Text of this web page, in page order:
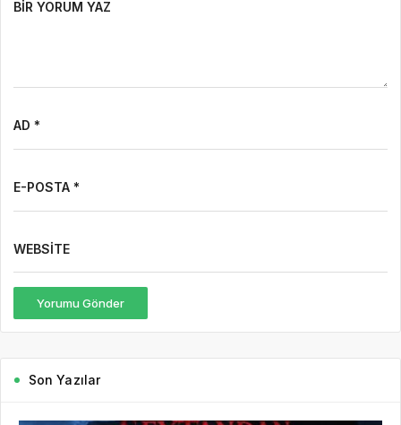
BIR YORUM YAZ
AD *
E-POSTA *
WEBSITE
Yorumu Gönder
Son Yazılar